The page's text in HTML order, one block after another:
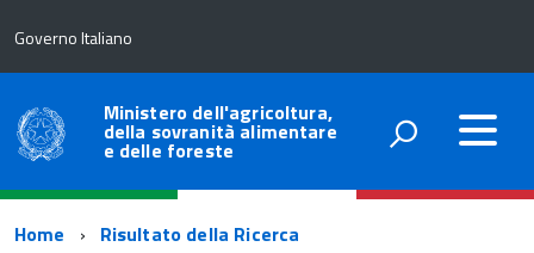
Governo Italiano
Ministero dell'agricoltura,
della sovranità alimentare
e delle foreste
Percorso
Home Risultato della Ricerca